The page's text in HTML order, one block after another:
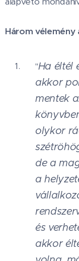
Három vélemény
"Ha éltél
akkor
mentek
olykor
de a
a
és
akkor